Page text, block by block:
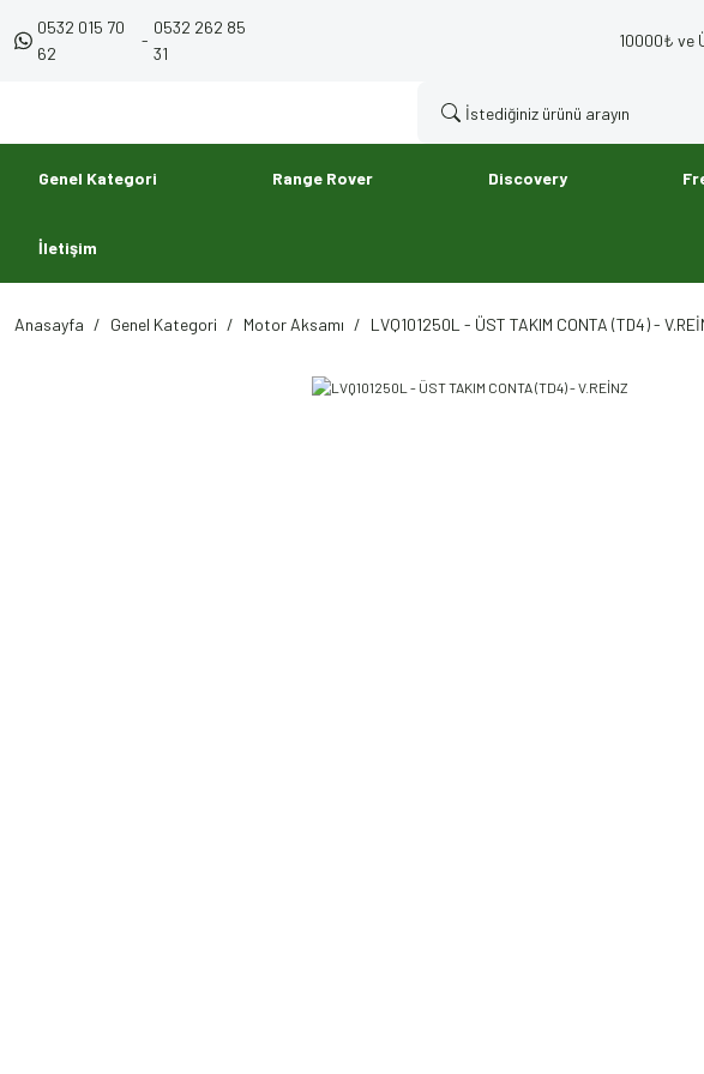
0532 015 70
62
-
0532 262 85
31
10000₺ ve
Genel Kategori Range Rover Discovery
İletişim
Anasayfa Genel Kategori Motor Aksamı LVQ101250L - ÜST TAKIM CONTA (TD4) -